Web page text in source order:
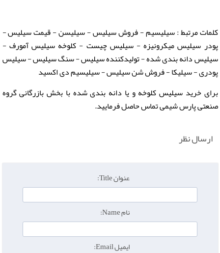
کلمات مرتبط : سیلیسیم - فروش سیلیس - سیلیسن - قیمت سیلیس -
پودر سیلیس میکرونیزه - سیلیس چیست - کلوخه سیلیس آمورف -
سیلیس دانه بندی شده - تولیدکننده سیلیس - سنگ سیلیس - سیلیس
پودری - سیلیکا - فروش شن سیلیس - سیلیسیم دی اکسید
برای خرید سیلیس کلوخه و یا دانه بندی شده با بخش بازرگانی گروه
صنعتی پارس شیمی تماس حاصل فرمایید.
ارسال نظر
عنوان Title:
نام Name:
ایمیل Email: